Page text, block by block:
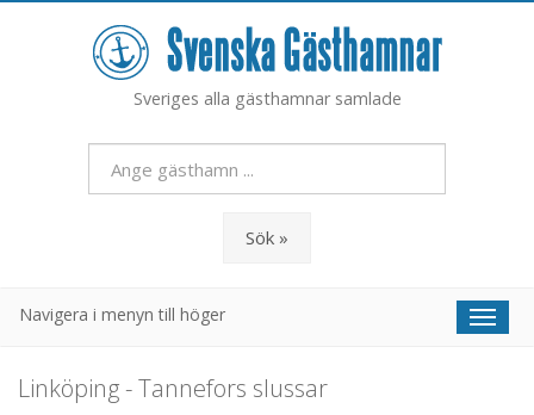
Sveriges alla gästhamnar samlade
Sök »
Navigera i menyn till höger
Toggle
Linköping - Tannefors slussar